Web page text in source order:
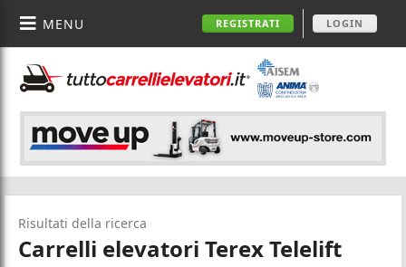
REGISTRATI LOGIN
MENU
Risultati della ricerca
Carrelli elevatori Terex Telelift